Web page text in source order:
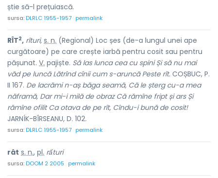
știe să-l prețuiască.
sursa:DLRLC 1955-1957 permalink
RÎT2, rîturi, s. n. (Regional) Loc șes (de-a lungul unei ape
curgătoare) pe care crește iarbă pentru cosit sau pentru
pășunat. V. pajiște. Să las lunca cea cu spini Și să nu mai
văd pe luncă Lătrînd cînii cum s-aruncă Peste rît. COȘBUC, P.
II 167. De lacrămi n-aș băga seamă, Că le șterg cu-a mea
năframă, Dar mi-i milă de obraz Că rămîne fript și ars Și
rămîne ofilit Ca otava de pe rît, Cîndu-i bună de cosit!
JARNÍK-BÎRSEANU, D. 102.
sursa:DLRLC 1955-1957 permalink
rât s. n., pl. rấturi
sursa:DOOM 2 2005 permalink